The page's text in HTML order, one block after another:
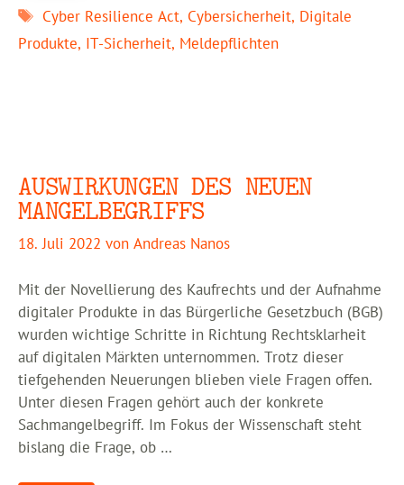
Schlagwörter
Cyber Resilience Act, Cybersicherheit, Digitale
Produkte, IT-Sicherheit, Meldepflichten
AUSWIRKUNGEN DES NEUEN
MANGELBEGRIFFS
18. Juli 2022 von Andreas Nanos
Mit der Novellierung des Kaufrechts und der Aufnahme
digitaler Produkte in das Bürgerliche Gesetzbuch (BGB)
wurden wichtige Schritte in Richtung Rechtsklarheit
auf digitalen Märkten unternommen. Trotz dieser
tiefgehenden Neuerungen blieben viele Fragen offen.
Unter diesen Fragen gehört auch der konkrete
Sachmangelbegriff. Im Fokus der Wissenschaft steht
bislang die Frage, ob …